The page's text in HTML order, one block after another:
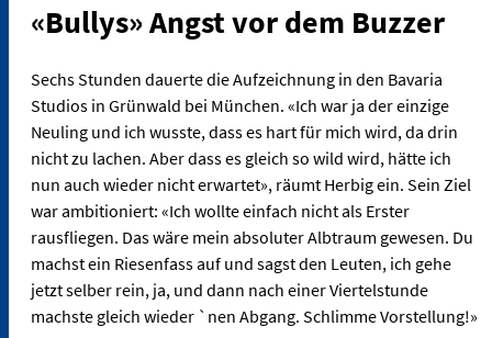
«Bullys» Angst vor dem Buzzer
Sechs Stunden dauerte die Aufzeichnung in den Bavaria
Studios in Grünwald bei München. «Ich war ja der einzige
Neuling und ich wusste, dass es hart für mich wird, da drin
nicht zu lachen. Aber dass es gleich so wild wird, hätte ich
nun auch wieder nicht erwartet», räumt Herbig ein. Sein Ziel
war ambitioniert: «Ich wollte einfach nicht als Erster
rausfliegen. Das wäre mein absoluter Albtraum gewesen. Du
machst ein Riesenfass auf und sagst den Leuten, ich gehe
jetzt selber rein, ja, und dann nach einer Viertelstunde
machste gleich wieder `nen Abgang. Schlimme Vorstellung!»